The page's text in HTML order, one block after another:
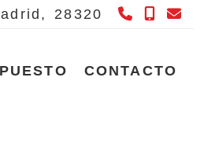
28320 658 980
615
CONTACTO